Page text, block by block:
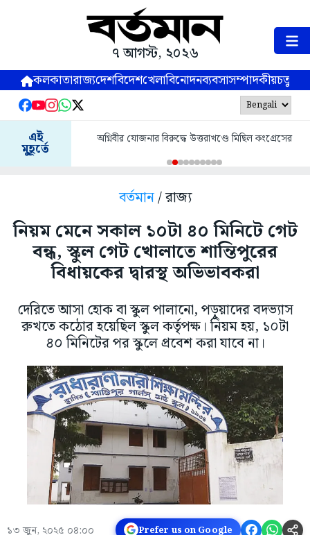
৭ আগস্ট, ২০২৬
কলকাতারাজ্যদেশবিদেশখেলাবিনোদনব্যবসাসম্পাদকীয়
এই
মুহূর্তে
অগ্নিবীর যোজনার বিরুদ্ধে উত্তরাখণ্ডে মিছিল কংগ্রেসের
বর্তমান/ রাজ্য
নিয়ম মেনে সকাল ১০টা ৪০ মিনিটে গেট
বন্ধ, স্কুল গেট খোলাতে শান্তিপুরের
বিধায়কের দ্বারস্থ অভিভাবকরা
দেরিতে আসা হোক বা স্কুল পালানো, পড়ুয়াদের বদভ্যাস
রুখতে কঠোর হয়েছিল স্কুল কর্তৃপক্ষ। নিয়ম হয়, ১০টা
৪০ মিনিটের পর স্কুলে প্রবেশ করা যাবে না।
১৩ জুন, ২০২৫ ০৪:০০ Prefer us on Google